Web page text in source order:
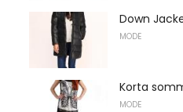
Down
MODE
Korta
MODE